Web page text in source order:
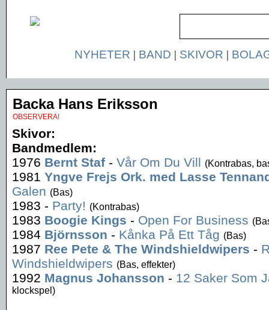
NYHETER | BAND | SKIVOR |
Backa Hans Eriksson
OBSERVERA!
Skivor:
Bandmedlem:
1976 Bernt Staf - Vår Om Du Vill (Kontrabas,
1981 Yngve Frejs Ork. med Lasse
Galen (Bas)
1983 - Party! (Kontrabas)
1983 Boogie Kings - Open For Business
1984 Björnsson - Kånka På Ett Tåg (Bas)
1987 Ree Pete & The Windshieldwipers -
Windshieldwipers (Bas, effekter)
1992 Magnus Johansson - 12 Saker Som
klockspel)